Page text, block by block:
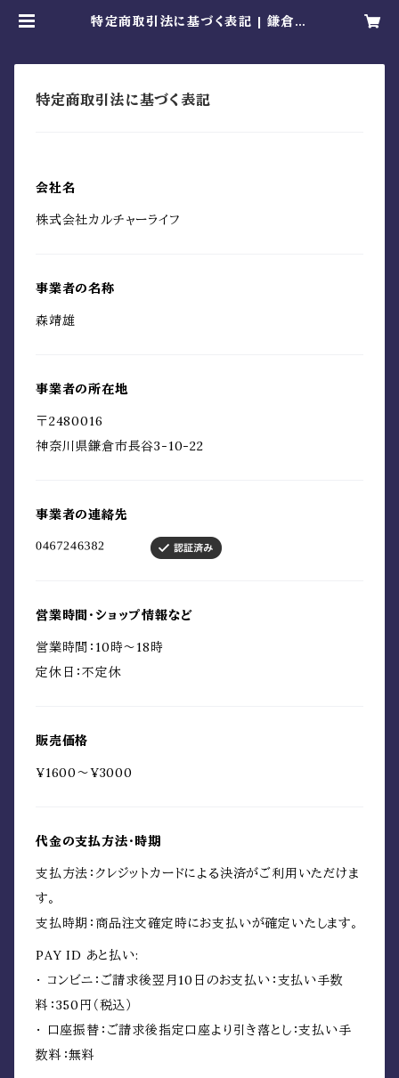
特定商取引法に基づく表記 | 鎌倉い
特定商取引法に基づく表記
会社名
株式会社カルチャーライフ
事業者の名称
森靖雄
事業者の所在地
〒2480016
神奈川県鎌倉市長谷3-10-22
事業者の連絡先
営業時間・ショップ情報など
営業時間：10時〜18時
定休日：不定休
販売価格
¥1600〜¥3000
代金の支払方法・時期
支払方法：クレジットカードによる決済がご利用いただけま
す。
支払時期：商品注文確定時にお支払いが確定いたします。
PAY ID あと払い:
・ コンビニ：ご請求後翌月10日のお支払い：支払い手数
料：350円（税込）
・ 口座振替：ご請求後指定口座より引き落とし：支払い手
数料：無料